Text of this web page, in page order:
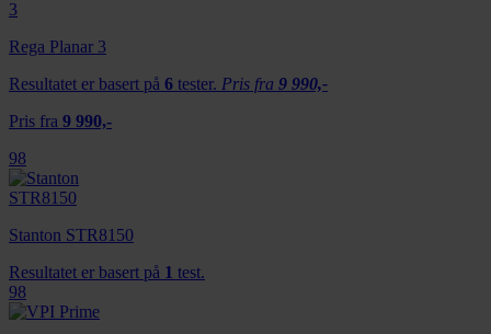
Rega Planar 3
Resultatet er basert på 6 tester. Pris fra 9 990,-
Pris fra 9 990,-
98
Stanton STR8150
Resultatet er basert på 1 test.
98